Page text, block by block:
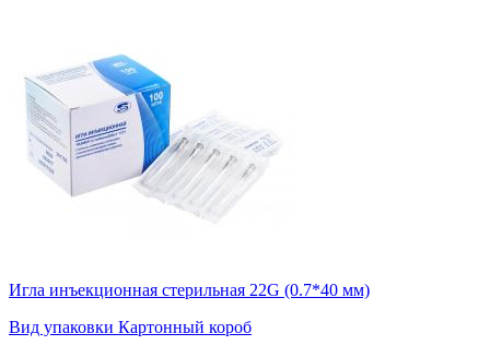
Игла инъекционная стерильная 22G (0.7*40 мм)
Вид упаковки Картонный короб